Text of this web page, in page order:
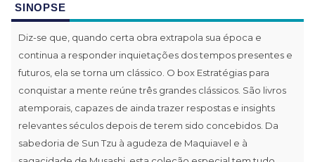
SINOPSE
Diz-se que, quando certa obra extrapola sua época e
continua a responder inquietações dos tempos presentes e
futuros, ela se torna um clássico. O box Estratégias para
conquistar a mente reúne três grandes clássicos. São livros
atemporais, capazes de ainda trazer respostas e insights
relevantes séculos depois de terem sido concebidos. Da
sabedoria de Sun Tzu à agudeza de Maquiavel e à